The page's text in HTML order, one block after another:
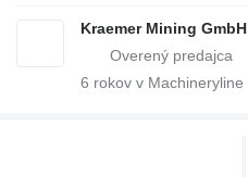
Kraemer Mining GmbH
6 rokov v Machineryline